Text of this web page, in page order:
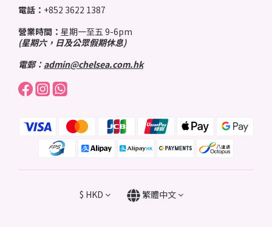
電話： +852 3622 1387
營業時間： 星期一至五 9-6pm
(星期六，日及公眾假期休息)
電郵： admin@chelsea.com.hk
$ HKD 繁體中文